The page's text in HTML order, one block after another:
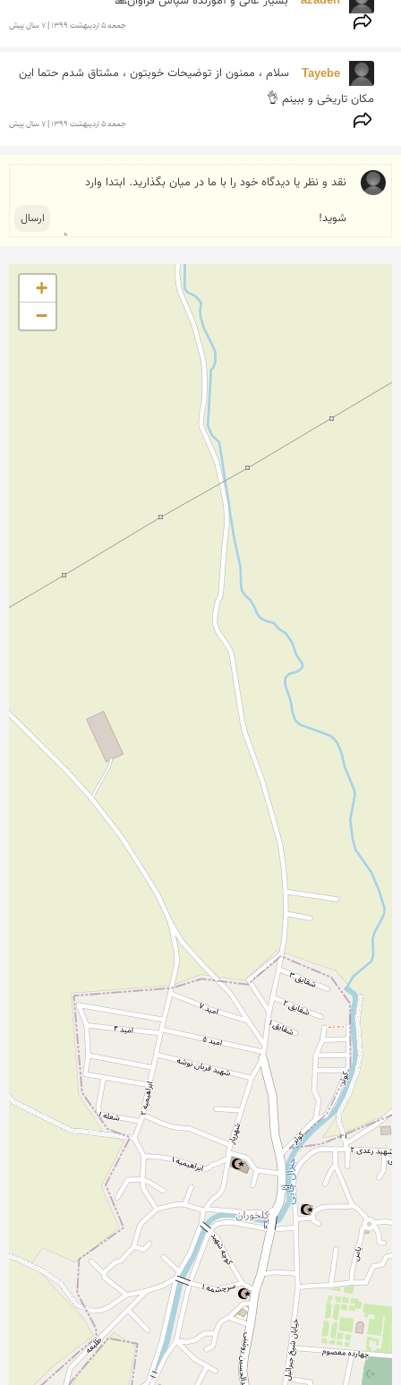
جمعه 5 ارديبهشت 1399 | 7 سال پیش
Tayebe
مکان تاریخی و ببینم 👌
جمعه 5 ارديبهشت 1399 | 7 سال پیش
+
−